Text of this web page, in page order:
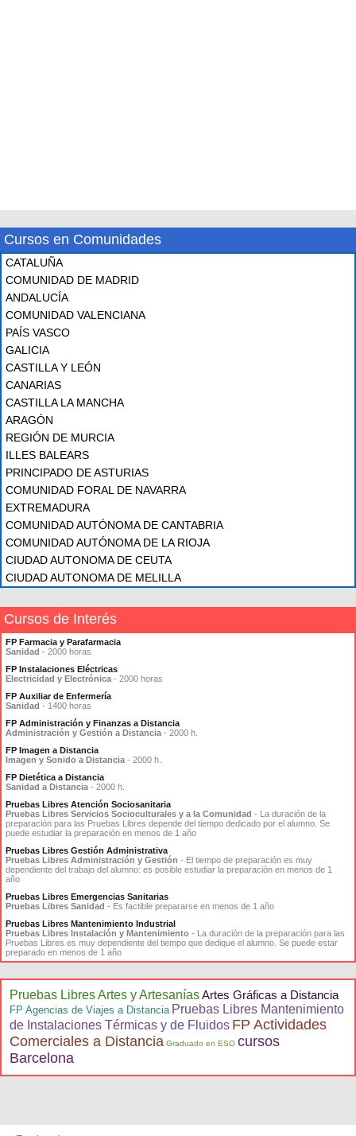
Cursos en Comunidades
CATALUÑA
COMUNIDAD DE MADRID
ANDALUCÍA
COMUNIDAD VALENCIANA
PAÍS VASCO
GALICIA
CASTILLA Y LEÓN
CANARIAS
CASTILLA LA MANCHA
ARAGÓN
REGIÓN DE MURCIA
ILLES BALEARS
PRINCIPADO DE ASTURIAS
COMUNIDAD FORAL DE NAVARRA
EXTREMADURA
COMUNIDAD AUTÓNOMA DE CANTABRIA
COMUNIDAD AUTÓNOMA DE LA RIOJA
CIUDAD AUTONOMA DE CEUTA
CIUDAD AUTONOMA DE MELILLA
Cursos de Interés
FP Farmacia y Parafarmacia
Sanidad - 2000 horas
FP Instalaciones Eléctricas
Electricidad y Electrónica - 2000 horas
FP Auxiliar de Enfermería
Sanidad - 1400 horas
FP Administración y Finanzas a Distancia
Administración y Gestión a Distancia - 2000 h.
FP Imagen a Distancia
Imagen y Sonido a Distancia - 2000 h.
FP Dietética a Distancia
Sanidad a Distancia - 2000 h.
Pruebas Libres Atención Sociosanitaria
Pruebas Libres Servicios Socioculturales y a la Comunidad - La duración de la
preparación para las Pruebas Libres depende del tiempo dedicado por el alumno. Se
puede estudiar la preparación en menos de 1 año
Pruebas Libres Gestión Administrativa
Pruebas Libres Administración y Gestión - El tiempo de preparación es muy
dependiente del trabajo del alumno: es posible estudiar la preparación en menos de 1
año
Pruebas Libres Emergencias Sanitarias
Pruebas Libres Sanidad - Es factible prepararse en menos de 1 año
Pruebas Libres Mantenimiento Industrial
Pruebas Libres Instalación y Mantenimiento - La duración de la preparación para las
Pruebas Libres es muy dependiente del tiempo que dedique el alumno. Se puede estar
preparado en menos de 1 año
Pruebas Libres Artes y ArtesaníasArtes Gráficas a Distancia
FP Agencias de Viajes a Distancia Pruebas Libres Mantenimiento
de Instalaciones Térmicas y de Fluidos FP Actividades
Comerciales a Distancia Graduado en ESO cursos
Barcelona